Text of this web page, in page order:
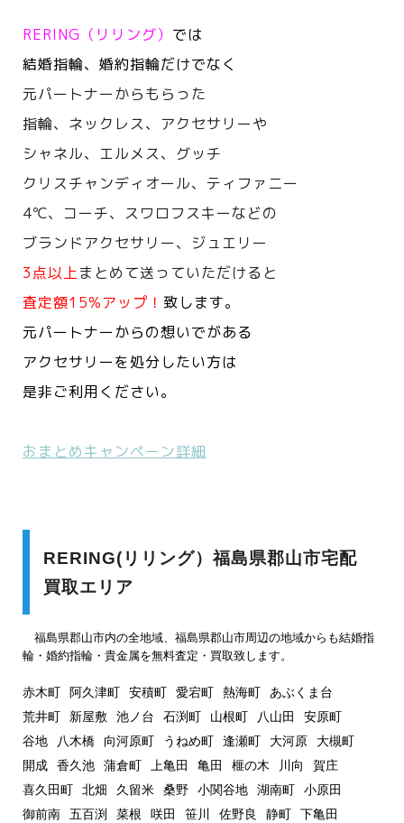
RERING（リリング） では
結婚指輪、婚約指輪だけでなく
元パートナーからもらった
指輪、ネックレス、アクセサリーや
シャネル、エルメス、 グッチ
クリスチャンディオール、ティファニー
4℃、コーチ、スワロフスキーなどの
ブランドアクセサリー、ジュエリー
3点以上まとめて送っていただけると
査定額15%アップ！ 致します。
元パートナーからの想いでがある
アクセサリーを処分したい方は
是非ご利用ください。
おまとめキャンペーン詳細
RERING(リリング）福島県郡山市宅配
買取エリア
福島県郡山市内の全地域、福島県郡山市周辺の地域からも結婚指
輪・婚約指輪・貴金属を無料査定・買取致します。
赤木町 阿久津町 安積町 愛宕町 熱海町
あぶくま台
荒井町
新屋敷 池ノ台 石渕町 山根町 八山田
安原町
谷地
八木橋 向河原町 うねめ町 逢瀬町 大河原
大槻町
開成
香久池 蒲倉町 上亀田 亀田 榧の木 川向
賀庄
喜久田町
北畑 久留米 桑野 小関谷地 湖南町
小原田
御前南
五百渕 菜根 咲田 笹川 佐野良 静町
下亀田